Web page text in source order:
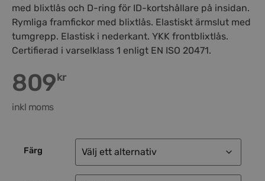
med blixtlås och D-ring för ID-kortshållare på insidan.
Rymliga framfickor med blixtlås. Elastiskt ärmslut med
tumgrepp. Elastisk i nederkant. YKK frontblixtlås.
Certifierad i varselklass 1 enligt EN ISO 20471.
809kr
inkl moms
Färg